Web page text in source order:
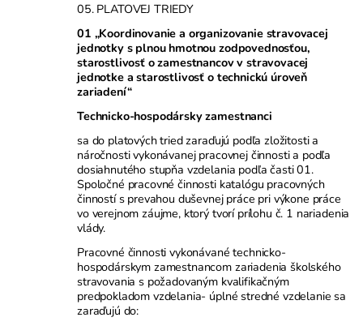
05. PLATOVEJ TRIEDY
01 „Koordinovanie a organizovanie stravovacej
jednotky s plnou hmotnou zodpovednosťou,
starostlivosť o zamestnancov v stravovacej
jednotke a starostlivosť o technickú úroveň
zariadení“
Technicko-hospodársky zamestnanci
sa do platových tried zaraďujú podľa zložitosti a
náročnosti vykonávanej pracovnej činnosti a podľa
dosiahnutého stupňa vzdelania podľa časti 01.
Spoločné pracovné činnosti katalógu pracovných
činností s prevahou duševnej práce pri výkone práce
vo verejnom záujme, ktorý tvorí prílohu č. 1 nariadenia
vlády.
Pracovné činnosti vykonávané technicko-
hospodárskym zamestnancom zariadenia školského
stravovania s požadovaným kvalifikačným
predpokladom vzdelania- úplné stredné vzdelanie sa
zaraďujú do: